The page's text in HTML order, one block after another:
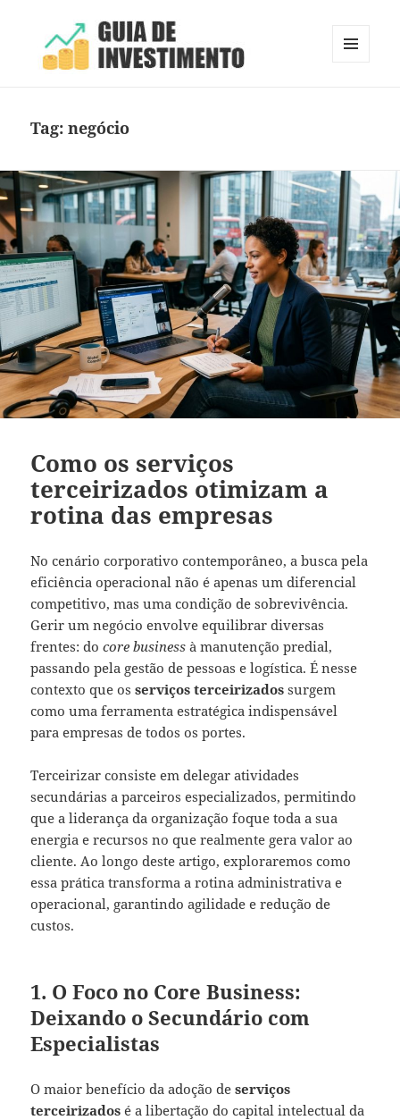
Tag:negócio
Como os serviços
terceirizados otimizam a
rotina das empresas
No cenário corporativo contemporâneo, a busca pela
eficiência operacional não é apenas um diferencial
competitivo, mas uma condição de sobrevivência.
Gerir um negócio envolve equilibrar diversas
frentes: docore business à manutenção predial,
passando pela gestão de pessoas e logística. É nesse
contexto que osserviços terceirizados surgem
como uma ferramenta estratégica indispensável
para empresas de todos os portes.
Terceirizar consiste em delegar atividades
secundárias a parceiros especializados, permitindo
que a liderança da organização foque toda a sua
energia e recursos no que realmente gera valor ao
cliente. Ao longo deste artigo, exploraremos como
essa prática transforma a rotina administrativa e
operacional, garantindo agilidade e redução de
custos.
1. O Foco no Core Business:
Deixando o Secundário com
Especialistas
O maior benefício da adoção deserviços
terceirizados é a libertação do capital intelectual da